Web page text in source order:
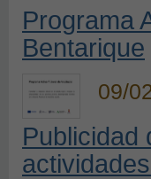
Programa
Bentarique
09/
Publicidad